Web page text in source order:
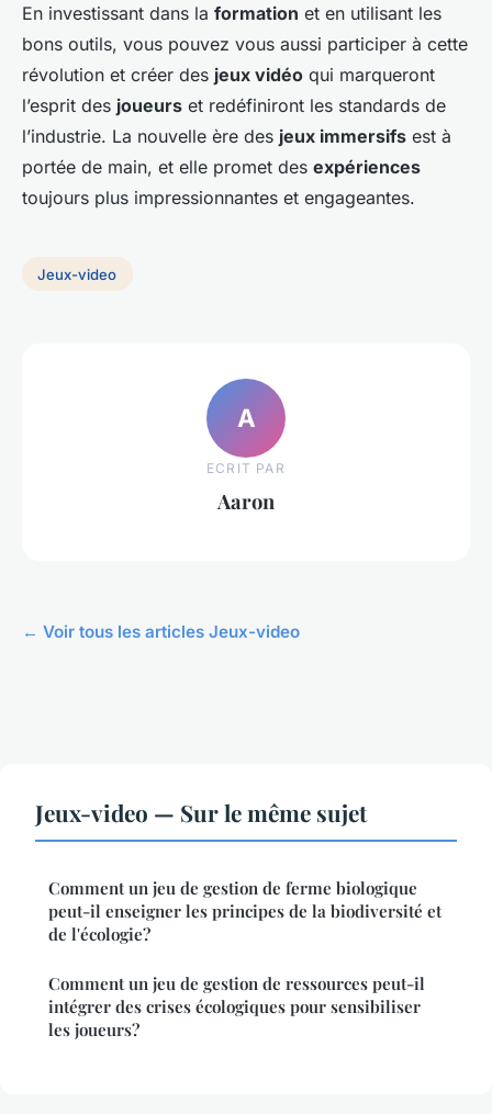
En investissant dans la formation et en utilisant les
bons outils, vous pouvez vous aussi participer à cette
révolution et créer des jeux vidéo qui marqueront
l’esprit des joueurs et redéfiniront les standards de
l’industrie. La nouvelle ère des jeux immersifs est à
portée de main, et elle promet des expériences
toujours plus impressionnantes et engageantes.
Jeux-video
A
ECRIT PAR
Aaron
← Voir tous les articles Jeux-video
Jeux-video — Sur le même sujet
Comment un jeu de gestion de ferme biologique
peut-il enseigner les principes de la biodiversité et
de l'écologie?
Comment un jeu de gestion de ressources peut-il
intégrer des crises écologiques pour sensibiliser
les joueurs?